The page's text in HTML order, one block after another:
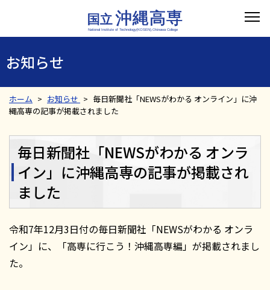
お知らせ
ホーム お知らせ
毎日新聞社「NEWSがわかる オンライン」に沖
縄高専の記事が掲載されました
毎日新聞社「NEWSがわかる オンラ
イン」に沖縄高専の記事が掲載され
ました
令和7年12月3日付の毎日新聞社「NEWSがわかる オンラ
イン」に、「高専に行こう！沖縄高専編」が掲載されまし
た。